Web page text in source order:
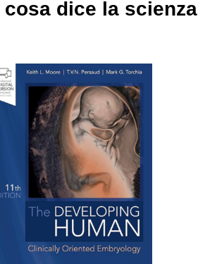
cosa dice la scienza